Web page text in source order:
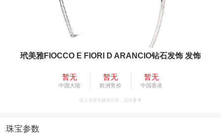
玳美雅FIOCCO E FIORI D ARANCIO钻石发饰 发饰
暂无
中国大陆
暂无
欧洲售价
暂无
中国香港
以上为官方媒体公价，仅供参考
珠宝参数